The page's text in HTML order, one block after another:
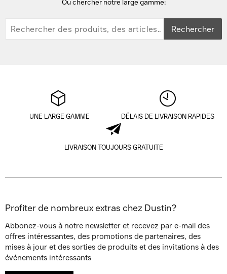
Ou chercher notre large gamme:
Rechercher
UNE LARGE GAMME DÉLAIS DE LIVRAISON RAPIDES
LIVRAISON TOUJOURS GRATUITE
Profiter de nombreux extras chez Dustin?
Abbonez-vous à notre newsletter et recevez par e-mail des
offres intéressantes, des promotions de partenaires, des
mises à jour et des sorties de produits et des invitations à des
événements intéressants